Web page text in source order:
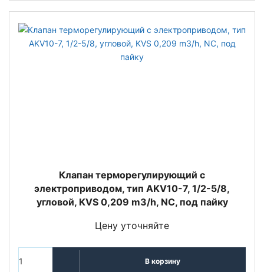
Клапан терморегулирующий с
электроприводом, тип AKV10-7, 1/2-5/8,
угловой, KVS 0,209 m3/h, NC, под пайку
Цену уточняйте
В корзину